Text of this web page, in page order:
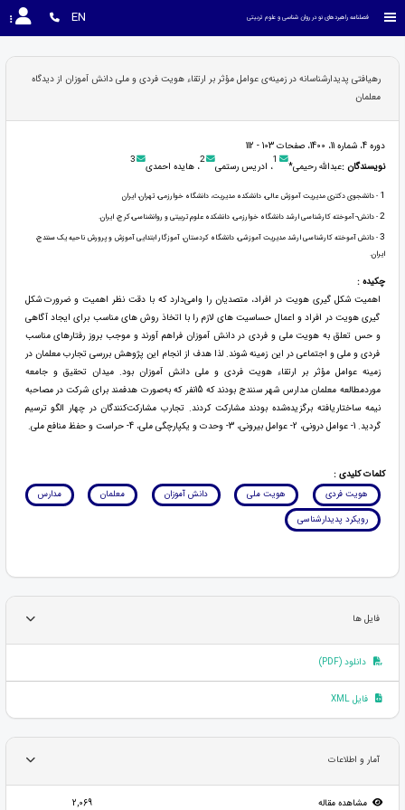
فصلنامه راهبردهای نو در روان شناسی و علوم تربیتی EN
رهیافتی پدیدارشناسانه در زمینه‌ی عوامل مؤثر بر ارتقاء هویت فردی و ملی دانش آموزان از دیدگاه
معلمان
دوره 4، شماره 11، 1400، صفحات 103 - 112
نویسندگان :عبدالله رحیمی* 1، ادریس رستمی 2، هایده احمدی 3
1 - دانشجوی دکتری مدیریت آموزش عالی، دانشکده مدیریت، دانشگاه خوارزمی، تهران، ایران
2- دانش¬آموخته کارشناسی ارشد دانشگاه خوارزمی، دانشکده علوم تربیتی و روانشناسی،کرج، ایران.
3- دانش آموخته کارشناسی ارشد مدیریت آموزشی، دانشگاه کردستان، آموزگار ابتدایی آموزش و پرورش ناحیه یک سنندج،
ایران.
چکیده :
اهمیت شکل گیری هویت در افراد، متصدیان را وا‌می‌دارد که با دقت نظر اهمیت و ضرورت شکل
گیری هویت در افراد و اعمال حساسیت های لازم را با اتخاذ روش های مناسب برای ایجاد آگاهی
و حس تعلق به هویت ملی و فردی در دانش آموزان فراهم آورند و موجب بروز رفتارهای مناسب
فردی و ملی و اجتماعی در این زمینه شوند. لذا هدف از انجام این پژوهش بررسی تجارب معلمان در
زمینه عوامل مؤثر بر ارتقاء هویت فردی و ملی دانش آموزان بود. میدان تحقیق و جامعه
موردمطالعه معلمان مدارس شهر سنندج بودند که 15نفر که به‌صورت هدفمند برای شرکت در مصاحبه
نیمه ساختاریافته برگزیده‌شده بودند مشارکت کردند. تجارب مشارکت‌کنندگان در چهار الگو ترسیم
گردید. 1- عوامل درونی، 2- عوامل بیرونی، 3- وحدت و یکپارچگی ملی، 4- حراست و حفظ منافع ملی.
کلمات کلیدی :
هویت فردی
هویت ملی دانش آموزان معلمان
مدارس
رویکرد پدیدارشناسی
فایل ها
دانلود (PDF)
فایل XML
آمار و اطلاعات
مشاهده مقاله 2,069